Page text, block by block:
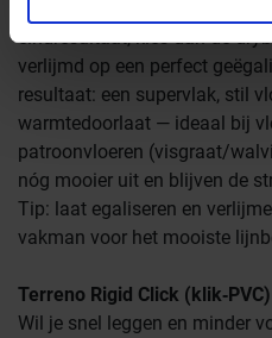
eindresultaat, kies dan de
verlijmd op een perfect
resultaat: een supervlak, stil
warmtedoorlaat — ideaal bij
patroonvloeren (visgraat/
nóg mooier uit en blijven de
Tip: laat egaliseren en
vakman voor het mooiste
Terreno Rigid Click (klik‑PVC)
Wil je snel leggen en minder